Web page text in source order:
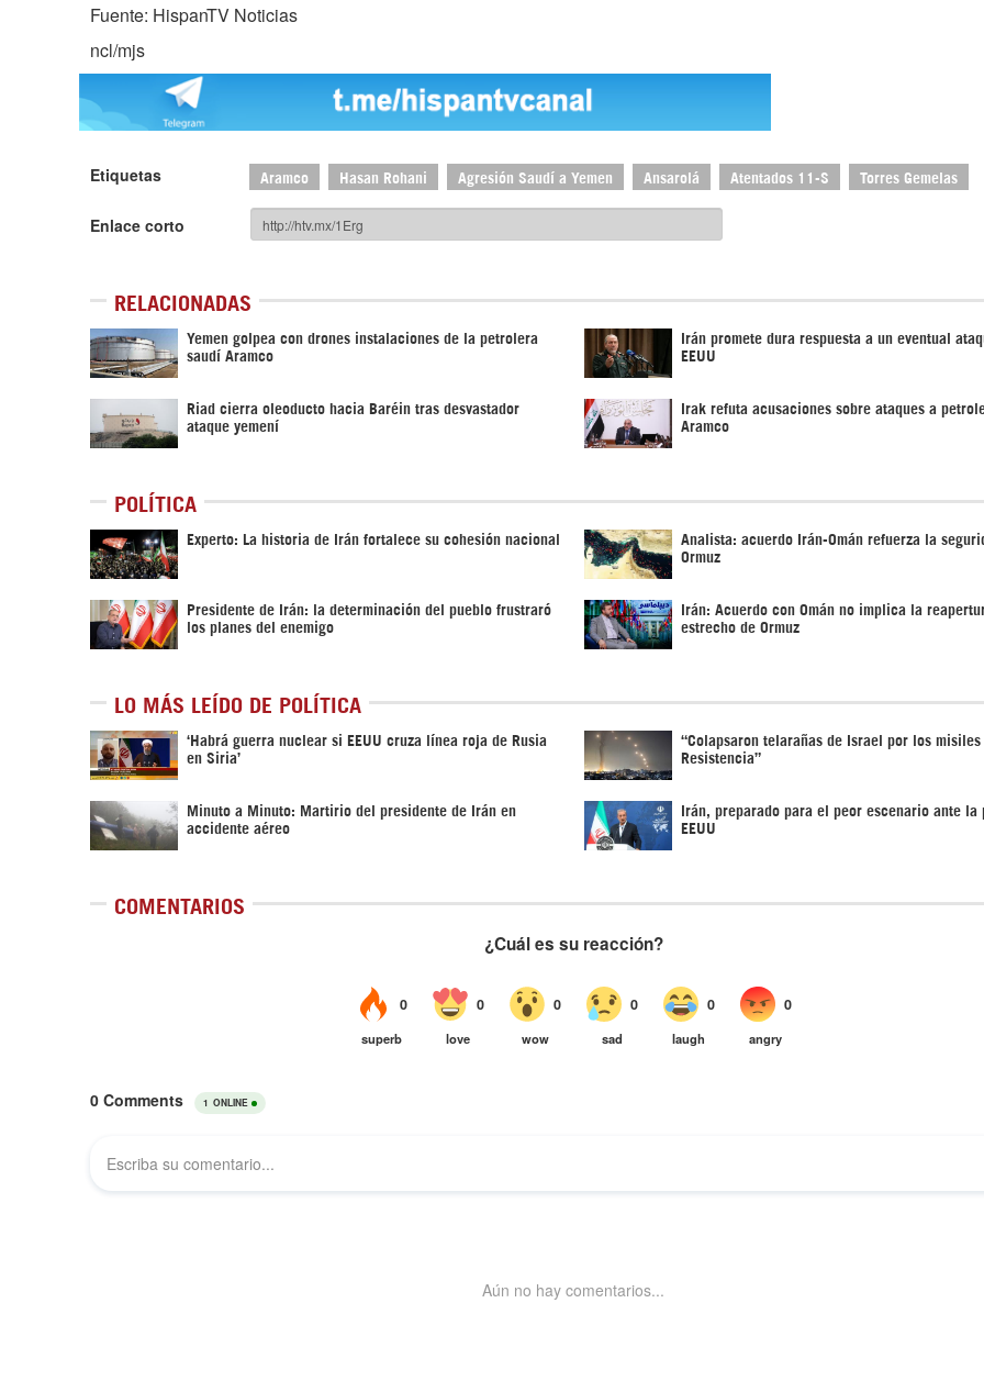
Fuente: HispanTV Noticias
ncl/mjs
Etiquetas Aramco Hasan Rohani Agresión Saudí a Yemen Ansarolá Atentados 11-S Torres Gemelas
Enlace corto
RELACIONADAS
Yemen golpea con drones instalaciones de la petrolera
saudí Aramco
Irán promete dura respuesta a un eventual
EEUU
Riad cierra oleoducto hacia Baréin tras desvastador
ataque yemení
Irak refuta acusaciones sobre ataques a
Aramco
POLÍTICA
Experto: La historia de Irán fortalece su cohesión nacional Analista: acuerdo Irán-Omán refuerza la
Ormuz
Presidente de Irán: la determinación del pueblo frustraró
los planes del enemigo
Irán: Acuerdo con Omán no implica la
estrecho de Ormuz
LO MÁS LEÍDO DE POLÍTICA
‎‘Habrá guerra nuclear si EEUU cruza línea roja de Rusia
en Siria’‎
“Colapsaron telarañas de Israel por los misiles
Resistencia”
Minuto a Minuto: Martirio del presidente de Irán en
accidente aéreo
Irán, preparado para el peor escenario ante la
EEUU
COMENTARIOS